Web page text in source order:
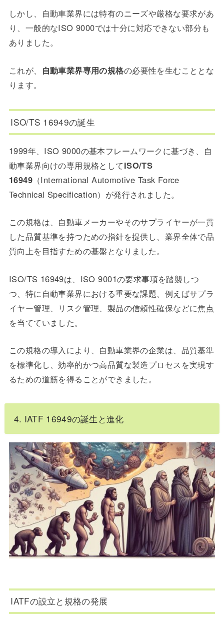
しかし、自動車業界には特有のニーズや厳格な要求があ
り、一般的なISO 9000では十分に対応できない部分も
ありました。
これが、 自動車業界専用の規格の必要性を生むこととな
ります。
ISO/TS 16949の誕生
1999年、ISO 9000の基本フレームワークに基づき、自
動車業界向けの専用規格としてISO/TS
16949（International Automotive Task Force
Technical Specification）が発行されました。
この規格は、自動車メーカーやそのサプライヤーが一貫
した品質基準を持つための指針を提供し、業界全体で品
質向上を目指すための基盤となりました。
ISO/TS 16949は、ISO 9001の要求事項を踏襲しつ
つ、特に自動車業界における重要な課題、例えばサプラ
イヤー管理、リスク管理、製品の信頼性確保などに焦点
を当てていました。
この規格の導入により、自動車業界の企業は、品質基準
を標準化し、効率的かつ高品質な製造プロセスを実現す
るための道筋を得ることができました。
4. IATF 16949の誕生と進化
IATFの設立と規格の発展